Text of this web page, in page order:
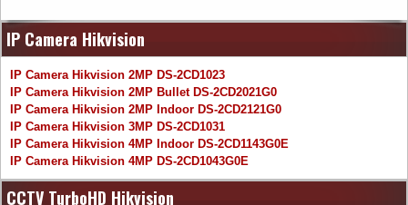
IP Camera Hikvision
IP Camera Hikvision 2MP DS-2CD1023
IP Camera Hikvision 2MP Bullet DS-2CD2021G0
IP Camera Hikvision 2MP Indoor DS-2CD2121G0
IP Camera Hikvision 3MP DS-2CD1031
IP Camera Hikvision 4MP Indoor DS-2CD1143G0E
IP Camera Hikvision 4MP DS-2CD1043G0E
CCTV TurboHD Hikvision